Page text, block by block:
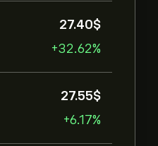
27.40‎$‎
+32.62%
27.55‎$‎
+6.17%